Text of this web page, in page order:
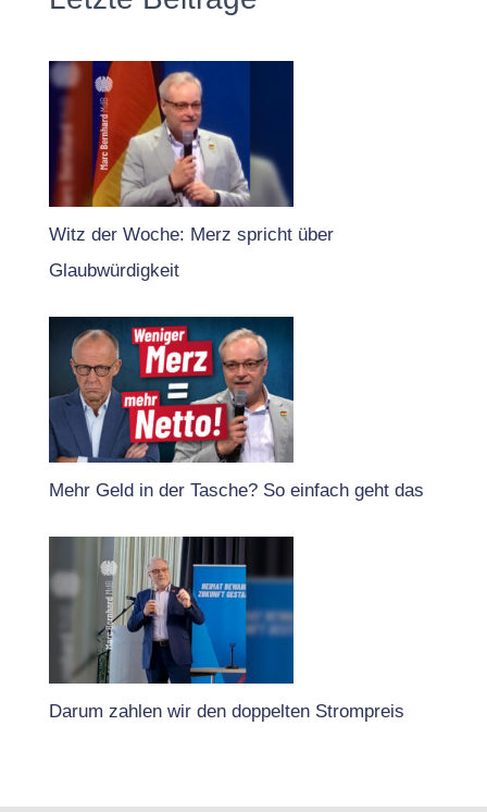
Witz der Woche: Merz spricht über
Glaubwürdigkeit
Mehr Geld in der Tasche? So einfach geht das
Darum zahlen wir den doppelten Strompreis